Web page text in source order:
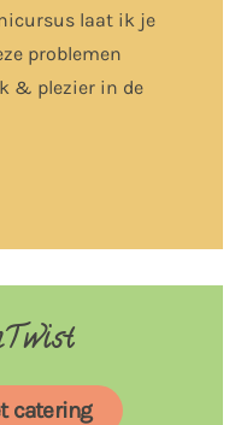
laat ik je
problemen
& plezier in de
catering